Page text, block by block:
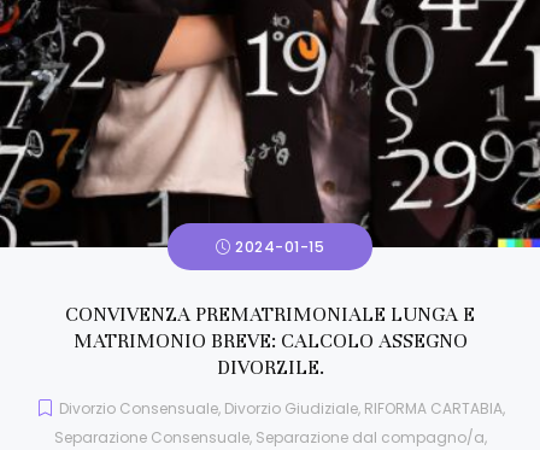
2024-01-15
CONVIVENZA PREMATRIMONIALE LUNGA E
MATRIMONIO BREVE: CALCOLO ASSEGNO
DIVORZILE.
Divorzio Consensuale, Divorzio Giudiziale, RIFORMA CARTABIA,
Separazione Consensuale, Separazione dal compagno/a,